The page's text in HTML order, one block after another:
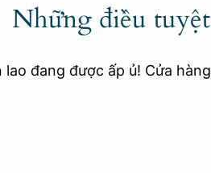
Những điều
lao đang được ấp ủ! Cửa